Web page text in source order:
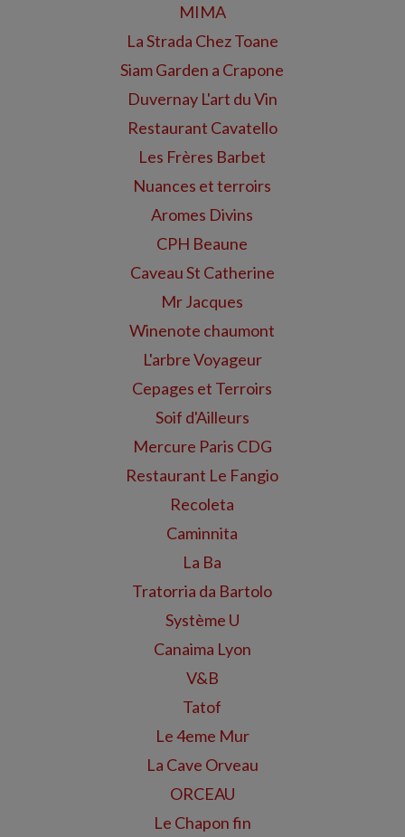
MIMA
La Strada Chez Toane
Siam Garden a Crapone
Duvernay L'art du Vin
Restaurant Cavatello
Les Frères Barbet
Nuances et terroirs
Aromes Divins
CPH Beaune
Caveau St Catherine
Mr Jacques
Winenote chaumont
L'arbre Voyageur
Cepages et Terroirs
Soif d'Ailleurs
Mercure Paris CDG
Restaurant Le Fangio
Recoleta
Caminnita
La Ba
Tratorria da Bartolo
Système U
Canaima Lyon
V&B
Tatof
Le 4eme Mur
La Cave Orveau
ORCEAU
Le Chapon fin